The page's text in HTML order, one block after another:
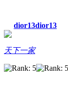
dior13dior13
天下一家